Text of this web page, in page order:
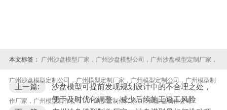
本文标签： 广州沙盘模型厂家，广州沙盘模型公司，广州沙盘模型定制厂家，
广州沙盘模型定制公司，广州模型定制厂家，广州模型定制公司，广州模型制
作厂家，广州模型制作公司，广州沙盘制作厂家，广州沙盘制作公司
上一篇:
沙盘模型可提前发现规划设计中的不合理之处，
便于及时优化调整，减少后续施工返工风险